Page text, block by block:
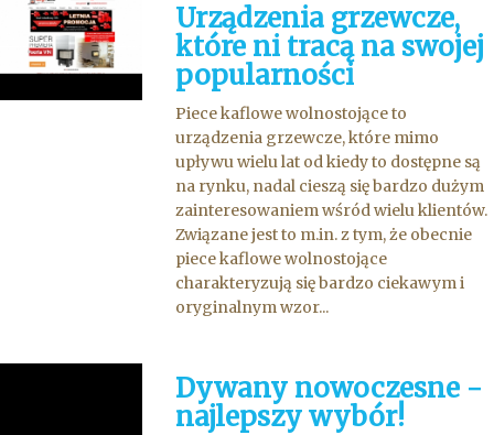
Urządzenia grzewcze,
które ni tracą na swojej
popularności
Piece kaflowe wolnostojące to
urządzenia grzewcze, które mimo
upływu wielu lat od kiedy to dostępne są
na rynku, nadal cieszą się bardzo dużym
zainteresowaniem wśród wielu klientów.
Związane jest to m.in. z tym, że obecnie
piece kaflowe wolnostojące
charakteryzują się bardzo ciekawym i
oryginalnym wzor...
Dywany nowoczesne -
najlepszy wybór!